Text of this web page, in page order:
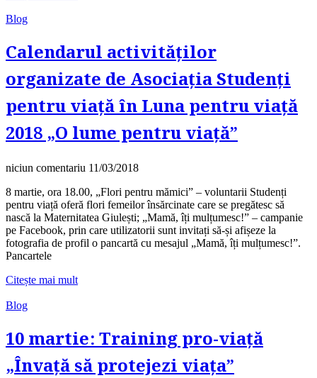
Blog
Calendarul activităților
organizate de Asociația Studenți
pentru viață în Luna pentru viață
2018 „O lume pentru viață”
niciun comentariu 11/03/2018
8 martie, ora 18.00, „Flori pentru mămici” – voluntarii Studenți
pentru viață oferă flori femeilor însărcinate care se pregătesc să
nască la Maternitatea Giulești; „Mamă, îți mulțumesc!” – campanie
pe Facebook, prin care utilizatorii sunt invitați să-și afișeze la
fotografia de profil o pancartă cu mesajul „Mamă, îți mulțumesc!”.
Pancartele
Citește mai mult
Blog
10 martie: Training pro-viață
„Învață să protejezi viața”